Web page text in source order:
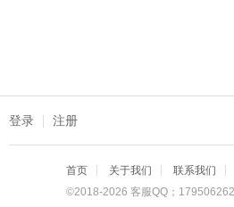
登录 注册
首页 关于我们
联系我们
©2018-2026 客服QQ；